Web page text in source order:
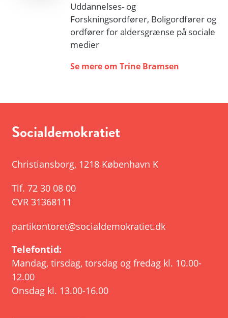
Uddannelses- og
Forskningsordfører, Boligordfører og
ordfører for aldersgrænse på sociale
medier
Se mere om Trine Bramsen
Socialdemokratiet
Christiansborg, 1218 København K
Tlf. 72 30 08 00
CVR 31368111
partikontoret@socialdemokratiet.dk
Telefontid:
Mandag, tirsdag, torsdag og fredag kl. 10.00-
12.00
Onsdag kl. 13.00-16.00